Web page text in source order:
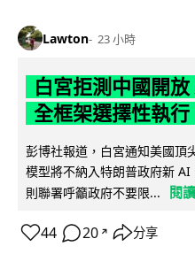
Lawton 23 小時
白宮拒測中國開
全框架選擇性執行
彭博社報道，白宮通知美國頂
模型將不納入特朗普政府新
則聯署呼籲政府不要限...
閱
44 20 ↗ 分享